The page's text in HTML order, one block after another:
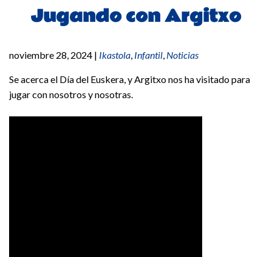
Jugando con Argitxo
noviembre 28, 2024 | Ikastola, Infantil, Noticias
Se acerca el Día del Euskera, y Argitxo nos ha visitado para
jugar con nosotros y nosotras.